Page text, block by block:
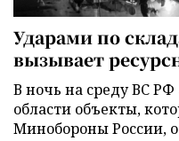
Ударами по
вызывает
В ночь на среду ВС РФ
области объекты,
Минобороны России,